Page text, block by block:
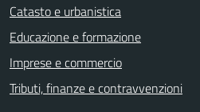
Catasto e urbanistica
Educazione e formazione
Imprese e commercio
Tributi, finanze e contravvenzioni